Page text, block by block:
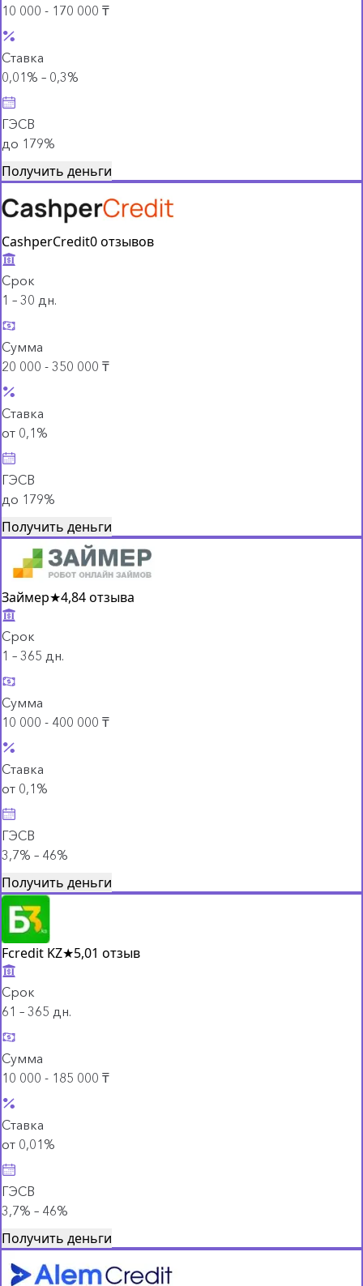
10 000 - 170 000 ₸
Ставка
0,01% – 0,3%
ГЭСВ
до 179%
Получить деньги
CashperCredit0 отзывов
Срок
1 – 30 дн.
Сумма
20 000 - 350 000 ₸
Ставка
от 0,1%
ГЭСВ
до 179%
Получить деньги
Займер★4,84 отзыва
Срок
1 – 365 дн.
Сумма
10 000 - 400 000 ₸
Ставка
от 0,1%
ГЭСВ
3,7% – 46%
Получить деньги
Fcredit KZ★5,01 отзыв
Срок
61 – 365 дн.
Сумма
10 000 - 185 000 ₸
Ставка
от 0,01%
ГЭСВ
3,7% – 46%
Получить деньги